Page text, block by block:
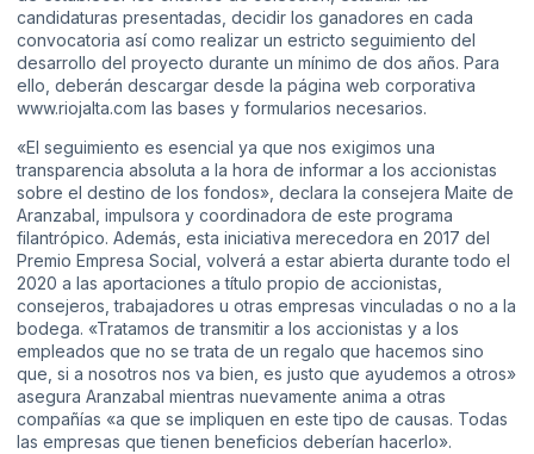
candidaturas presentadas, decidir los ganadores en cada
convocatoria así como realizar un estricto seguimiento del
desarrollo del proyecto durante un mínimo de dos años. Para
ello, deberán descargar desde la página web corporativa
www.riojalta.com las bases y formularios necesarios.
«El seguimiento es esencial ya que nos exigimos una
transparencia absoluta a la hora de informar a los accionistas
sobre el destino de los fondos», declara la consejera Maite de
Aranzabal, impulsora y coordinadora de este programa
filantrópico. Además, esta iniciativa merecedora en 2017 del
Premio Empresa Social, volverá a estar abierta durante todo el
2020 a las aportaciones a título propio de accionistas,
consejeros, trabajadores u otras empresas vinculadas o no a la
bodega. «Tratamos de transmitir a los accionistas y a los
empleados que no se trata de un regalo que hacemos sino
que, si a nosotros nos va bien, es justo que ayudemos a otros»
asegura Aranzabal mientras nuevamente anima a otras
compañías «a que se impliquen en este tipo de causas. Todas
las empresas que tienen beneficios deberían hacerlo».